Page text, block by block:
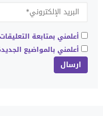
أعلمني بمتابعة
أعلمني بالمواضيع